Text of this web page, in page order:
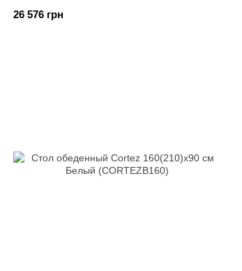
26 576 грн